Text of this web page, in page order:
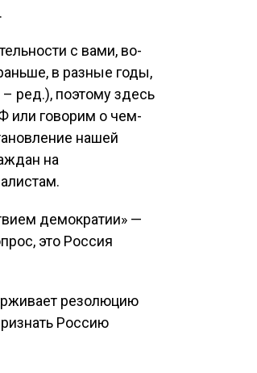
с вами, во-
в разные годы,
ред.), поэтому здесь
или говорим о чем-
нашей
на
демократии» —
это Россия
резолюцию
Россию